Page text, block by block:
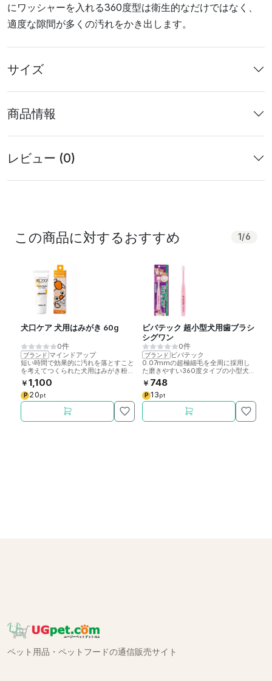
にワッシャーを入れる360度型は衛生的なだけではなく、
適度な隙間が多くの汚れをかき出します。
サイズ
商品情報
レビュー (0)
この商品に対するおすすめ 1 /6
犬口ケア 犬用はみがき 60g
0件
ブランド マインドアップ
短い時間で効果的に汚れを落とすこと
を考えてつくられた犬用はみがき粉で
す。
￥ 1,100
P 20pt
ビバテック 超小型犬用歯ブラシ
シグワン
0件
ブランド ビバテック
0.07mmの超極細毛を全周に採用し
た磨きやすい360度タイプの小型犬用
歯ブラシです。
￥ 748
P 13pt
ペット用品・ペットフードの通信販売サイト